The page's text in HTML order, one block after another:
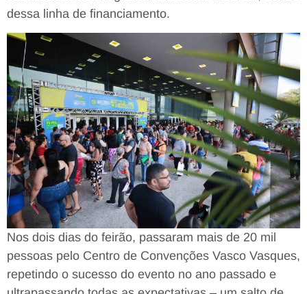
dessa linha de financiamento.
Nos dois dias do feirão, passaram mais de 20 mil
pessoas pelo Centro de Convenções Vasco Vasques,
repetindo o sucesso do evento no ano passado e